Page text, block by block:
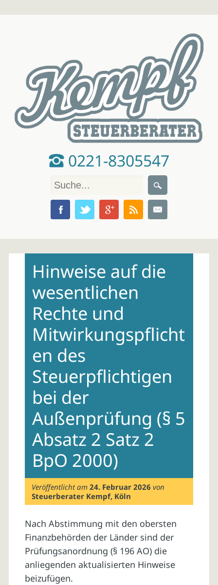
0221-8305547
contentHinweise auf die
wesentlichen
Rechte und
Mitwirkungspflicht
en des
Steuerpflichtigen
bei der
Außenprüfung (§ 5
Absatz 2 Satz 2
BpO 2000)
Veröffentlicht am24. Februar 2026 von
Steuerberater Kempf, Köln
Nach Abstimmung mit den obersten
Finanzbehörden der Länder sind der
Prüfungsanordnung (§ 196 AO) die
anliegenden aktualisierten Hinweise
beizufügen.